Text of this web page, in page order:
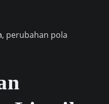
, perubahan pola